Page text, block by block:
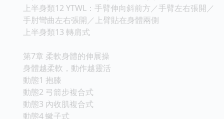
上半身類12 YTWL：手臂伸向斜前方／手臂左右張開／
手肘彎曲左右張開／上臂貼在身體兩側
上半身類13 轉肩式
第7章 柔軟身體的伸展操
身體越柔軟，動作越靈活
動態1 抱膝
動態2 弓箭步複合式
動態3 內收肌複合式
動態4 蠍子式